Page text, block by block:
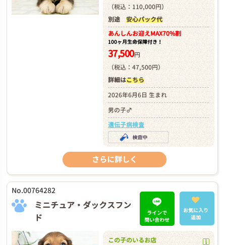
（税込：110,000円）
別途 安心パック代
あんしんお迎えMAX70%割
100ヶ月生命保障付き！
37,500円
（税込：47,500円）
詳細はこちら
2026年6月6日 生まれ
男の子♂
遺伝子病検査
さらに詳しく
No.00764282
ミニチュア・ダックスフン
ド
ラインで
問い合わせ
お気に入り
追加
この子のいるお店